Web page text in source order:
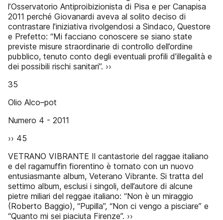
l’Osservatorio Antiproibizionista di Pisa e per Canapisa
2011 perché Giovanardi aveva al solito deciso di
contrastare l’iniziativa rivolgendosi a Sindaco, Questore
e Prefetto: “Mi facciano conoscere se siano state
previste misure straordinarie di controllo dell’ordine
pubblico, tenuto conto degli eventuali profili d’illegalità e
dei possibili rischi sanitari”. ››
35
Olio Alco–pot
Numero 4 - 2011
›› 45
VETRANO VIBRANTE Il cantastorie del raggae italiano
e del ragamuffin fiorentino è tornato con un nuovo
entusiasmante album, Veterano Vibrante. Si tratta del
settimo album, esclusi i singoli, dell’autore di alcune
pietre miliari del reggae italiano: “Non è un miraggio
(Roberto Baggio), “Pupilla”, “Non ci vengo a pisciare” e
“Quanto mi sei piaciuta Firenze”. ››